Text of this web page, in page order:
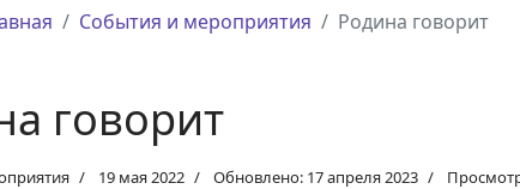
События и мероприятия Родина говорит
говорит
19 мая 2022 Обновлено: 17 апреля 2023